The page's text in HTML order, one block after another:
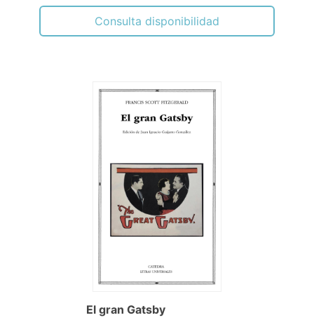
Consulta disponibilidad
El gran Gatsby